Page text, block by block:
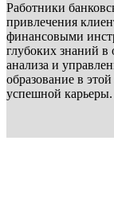
Работники
привлечения
финансовыми
глубоких знаний в
анализа и
образование в
успешной карьеры.